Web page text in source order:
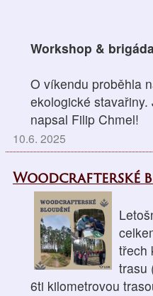
Workshop &
O víkendu proběhla
ekologické
napsal Filip Chmel!
10.6. 2025
Woodcrafterské
třech
trasu
6ti kilometrovou